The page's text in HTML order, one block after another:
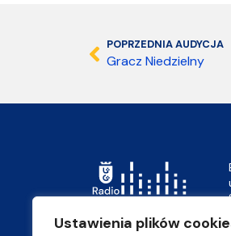
Ustawienia plików
POPRZEDNIA AUDYCJA
Gracz Niedzielny